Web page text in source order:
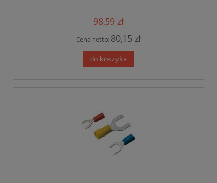
98,59 zł
Cena netto: 80,15 zł
do koszyka